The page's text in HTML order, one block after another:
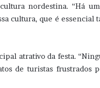
nordestina. “Há
cultura, que é essencial
atrativo da festa.
de turistas frustrados